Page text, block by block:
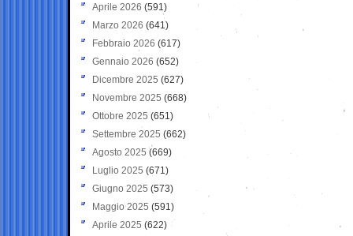
Aprile 2026 (591)
Marzo 2026 (641)
Febbraio 2026 (617)
Gennaio 2026 (652)
Dicembre 2025 (627)
Novembre 2025 (668)
Ottobre 2025 (651)
Settembre 2025 (662)
Agosto 2025 (669)
Luglio 2025 (671)
Giugno 2025 (573)
Maggio 2025 (591)
Aprile 2025 (622)